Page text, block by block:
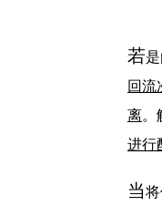
若
回流
离。
进行
当